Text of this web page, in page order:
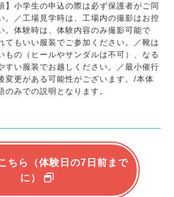
】小学生の申込の際は必ず保護者がご同
。／工場見学時は、工場内の撮影はお控
。体験時は、体験内容のみ撮影可能で
てもいい服装でご参加ください。／靴は
もの（ヒールやサンダルは不可）、なる
すい服装でお越しください。／最小催行
変更がある可能性がございます。/本体
のみでの説明となります。
ちら（体験日の7日前まで
に）